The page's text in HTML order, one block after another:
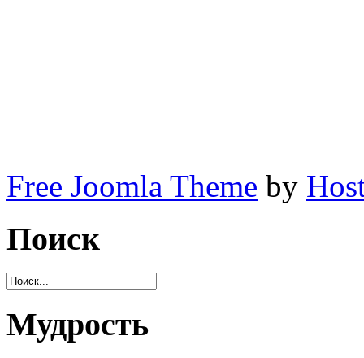
Free Joomla Theme by
Поиск
Мудрость